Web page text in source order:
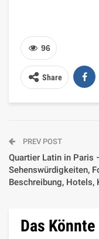
96
Share
PREV POST
Quartier Latin in Paris
Sehenswürdigkeiten,
Beschreibung, Hotels,
Das